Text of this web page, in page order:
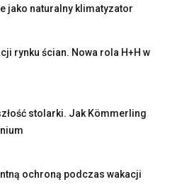
jako naturalny klimatyzator
rynku ścian. Nowa rola H+H w
stolarki. Jak Kömmerling
ochroną podczas wakacji